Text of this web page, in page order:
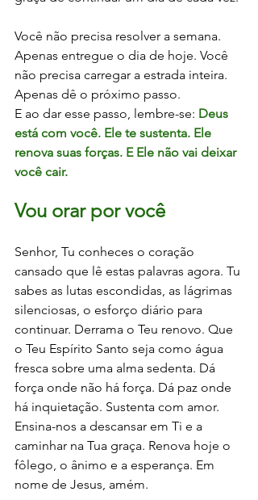
Você não precisa resolver a semana.
Apenas entregue o dia de hoje. Você
não precisa carregar a estrada inteira.
Apenas dê o próximo passo.
E ao dar esse passo, lembre-se: Deus
está com você. Ele te sustenta. Ele
renova suas forças. E Ele não vai deixar
você cair.
Vou orar por você
Senhor, Tu conheces o coração
cansado que lê estas palavras agora. Tu
sabes as lutas escondidas, as lágrimas
silenciosas, o esforço diário para
continuar. Derrama o Teu renovo. Que
o Teu Espírito Santo seja como água
fresca sobre uma alma sedenta. Dá
força onde não há força. Dá paz onde
há inquietação. Sustenta com amor.
Ensina-nos a descansar em Ti e a
caminhar na Tua graça. Renova hoje o
fôlego, o ânimo e a esperança. Em
nome de Jesus, amém.